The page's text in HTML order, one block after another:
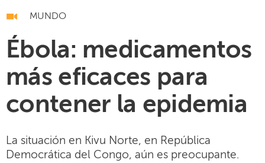
MUNDO
Ébola: medicamentos
más eficaces para
contener la epidemia
La situación en Kivu Norte, en República
Democrática del Congo, aún es preocupante.